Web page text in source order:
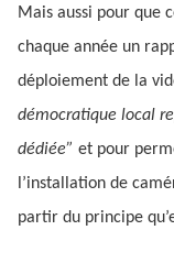
Mais aussi pour que
chaque année un
déploiement de la
démocratique local
dédiée” et pour
l’installation de
partir du principe